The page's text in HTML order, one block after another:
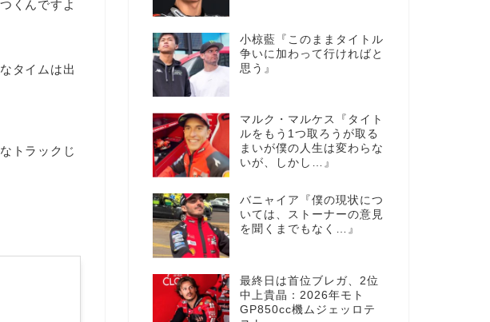
くんですよ
タイムは出
トラックじ
小椋藍『このままタイトル
争いに加わって行ければと
思う』
マルク・マルケス『タイト
ルをもう1つ取ろうが取る
まいが僕の人生は変わらな
いが、しかし…』
バニャイア『僕の現状につ
いては、ストーナーの意見
を聞くまでもなく…』
最終日は首位ブレガ、2位
中上貴晶：2026年モト
GP850cc機ムジェッロテ